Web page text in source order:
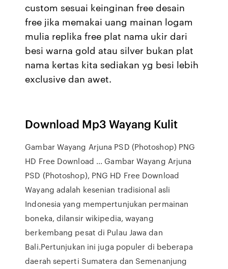
custom sesuai keinginan free desain
free jika memakai uang mainan logam
mulia replika free plat nama ukir dari
besi warna gold atau silver bukan plat
nama kertas kita sediakan yg besi lebih
exclusive dan awet.
Download Mp3 Wayang Kulit
Gambar Wayang Arjuna PSD (Photoshop) PNG
HD Free Download ... Gambar Wayang Arjuna
PSD (Photoshop), PNG HD Free Download
Wayang adalah kesenian tradisional asli
Indonesia yang mempertunjukan permainan
boneka, dilansir wikipedia, wayang
berkembang pesat di Pulau Jawa dan
Bali.Pertunjukan ini juga populer di beberapa
daerah seperti Sumatera dan Semenanjung